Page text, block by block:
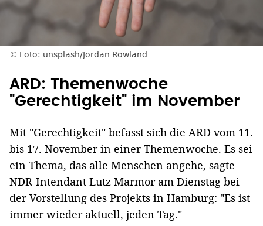
Foto: unsplash/Jordan Rowland
ARD: Themenwoche
"Gerechtigkeit" im November
Mit "Gerechtigkeit" befasst sich die ARD vom 11.
bis 17. November in einer Themenwoche. Es sei
ein Thema, das alle Menschen angehe, sagte
NDR-Intendant Lutz Marmor am Dienstag bei
der Vorstellung des Projekts in Hamburg: "Es ist
immer wieder aktuell, jeden Tag."